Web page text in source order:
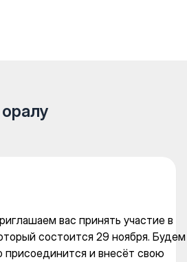
вас принять участие в
состоится 29 ноября. Будем
и внесёт свою